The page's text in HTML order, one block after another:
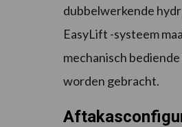
dubbelwerkende
EasyLift -systeem
mechanisch
worden gebracht.